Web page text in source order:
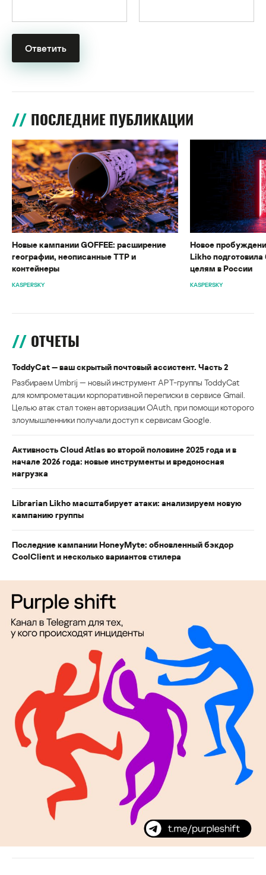
ПОСЛЕДНИЕ ПУБЛИКАЦИИ
Новые кампании GOFFEE: расширение
географии, неописанные TTP и
контейнеры
KASPERSKY
Новое
Likho
целям в России
KASPERSKY
ОТЧЕТЫ
ToddyCat — ваш скрытый почтовый ассистент. Часть 2
Разбираем Umbrij — новый инструмент APT-группы ToddyCat
для компрометации корпоративной переписки в сервисе Gmail.
Целью атак стал токен авторизации OAuth, при помощи которого
злоумышленники получали доступ к сервисам Google.
Активность Cloud Atlas во второй половине 2025 года и в
начале 2026 года: новые инструменты и вредоносная
нагрузка
Librarian Likho масштабирует атаки: анализируем новую
кампанию группы
Последние кампании HoneyMyte: обновленный бэкдор
CoolClient и несколько вариантов стилера